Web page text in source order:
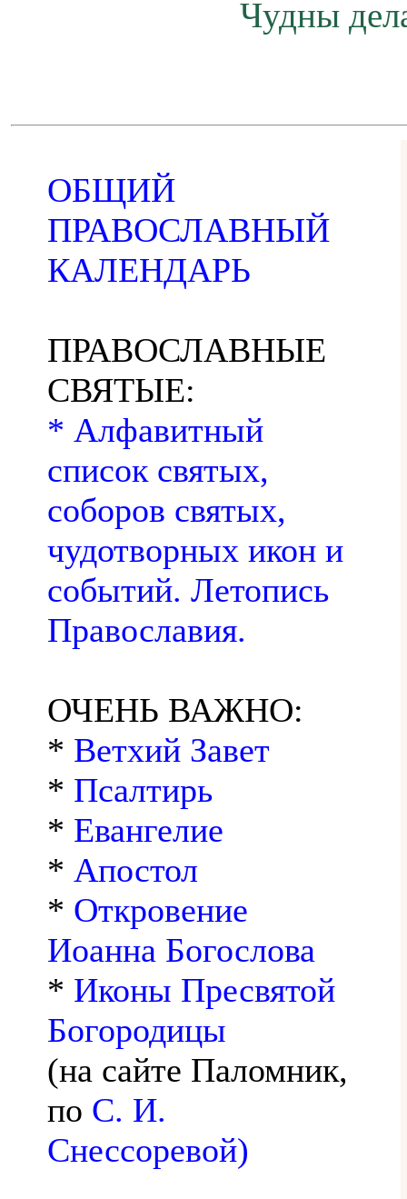
Чудны
ОБЩИЙ
ПРАВОСЛАВНЫЙ
КАЛЕНДАРЬ
ПРАВОСЛАВНЫЕ
СВЯТЫЕ:
* Алфавитный
список святых,
соборов святых,
чудотворных икон и
событий. Летопись
Православия.
ОЧЕНЬ ВАЖНО:
* Ветхий Завет
* Псалтирь
* Евангелие
* Апостол
* Откровение
Иоанна Богослова
* Иконы Пресвятой
Богородицы
(на сайте Паломник,
по С. И.
Снессоревой)